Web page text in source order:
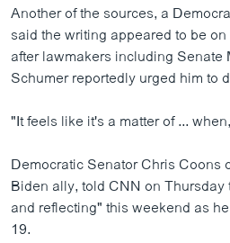
Another of the sources, a
said the writing appeared to be
after lawmakers including
Schumer reportedly urged him to
"It feels like it's a matter of ...
Democratic Senator Chris Coons
Biden ally, told CNN on
and reflecting" this weekend as
19.